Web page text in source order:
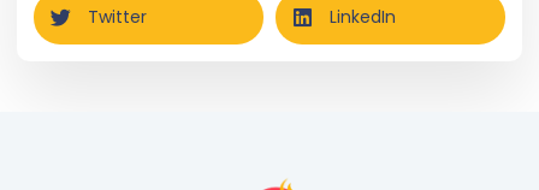
Twitter LinkedIn